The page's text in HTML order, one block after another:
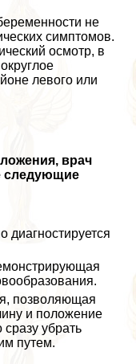
не
симптомов.
осмотр, в
левого или
врач
следующие
диагностируется
позволяющая
и положение
убрать
путем.